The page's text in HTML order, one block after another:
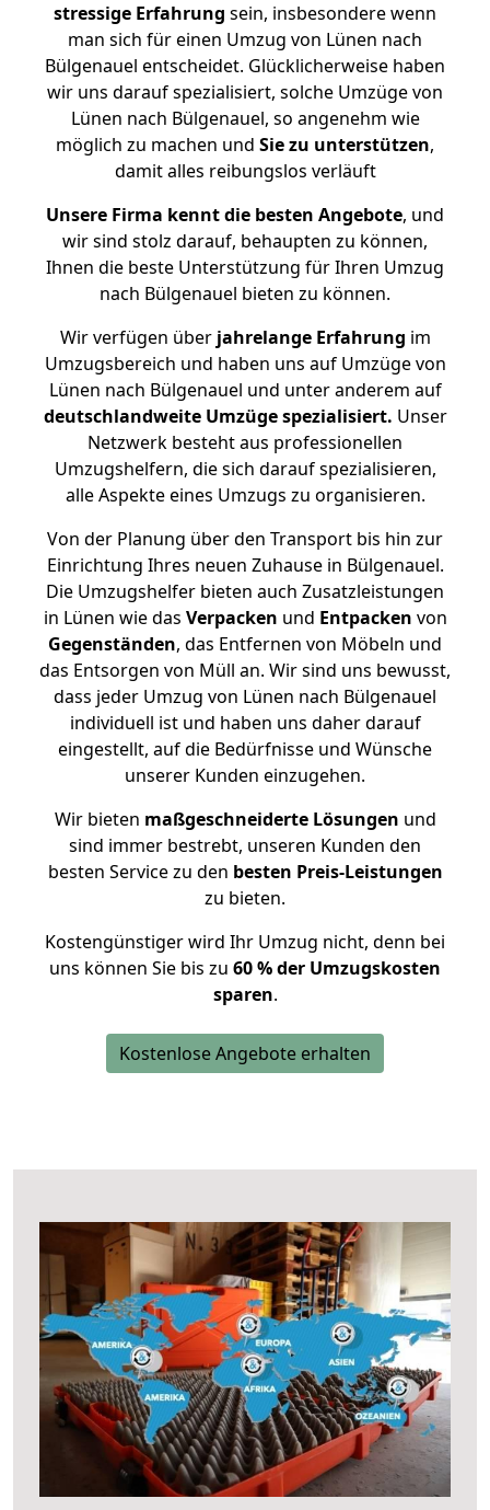
stressige Erfahrung sein, insbesondere wenn
man sich für einen Umzug von Lünen nach
Bülgenauel entscheidet. Glücklicherweise haben
wir uns darauf spezialisiert, solche Umzüge von
Lünen nach Bülgenauel, so angenehm wie
möglich zu machen und Sie zu unterstützen,
damit alles reibungslos verläuft
Unsere Firma kennt die besten Angebote, und
wir sind stolz darauf, behaupten zu können,
Ihnen die beste Unterstützung für Ihren Umzug
nach Bülgenauel bieten zu können.
Wir verfügen überjahrelange Erfahrung im
Umzugsbereich und haben uns auf Umzüge von
Lünen nach Bülgenauel und unter anderem auf
deutschlandweite Umzüge spezialisiert. Unser
Netzwerk besteht aus professionellen
Umzugshelfern, die sich darauf spezialisieren,
alle Aspekte eines Umzugs zu organisieren.
Von der Planung über den Transport bis hin zur
Einrichtung Ihres neuen Zuhause in Bülgenauel.
Die Umzugshelfer bieten auch Zusatzleistungen
in Lünen wie das Verpacken und Entpacken von
Gegenständen, das Entfernen von Möbeln und
das Entsorgen von Müll an. Wir sind uns bewusst,
dass jeder Umzug von Lünen nach Bülgenauel
individuell ist und haben uns daher darauf
eingestellt, auf die Bedürfnisse und Wünsche
unserer Kunden einzugehen.
Wir bieten maßgeschneiderte Lösungen und
sind immer bestrebt, unseren Kunden den
besten Service zu den besten Preis-Leistungen
zu bieten.
Kostengünstiger wird Ihr Umzug nicht, denn bei
uns können Sie bis zu 60 % der Umzugskosten
sparen.
Kostenlose Angebote erhalten